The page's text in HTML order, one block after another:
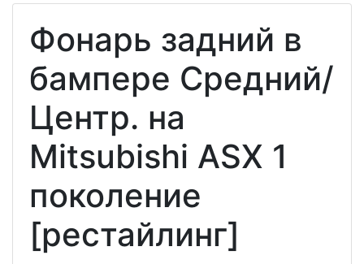
Фонарь задний в
бампере Средний/
Центр. на
Mitsubishi ASX 1
поколение
[рестайлинг]